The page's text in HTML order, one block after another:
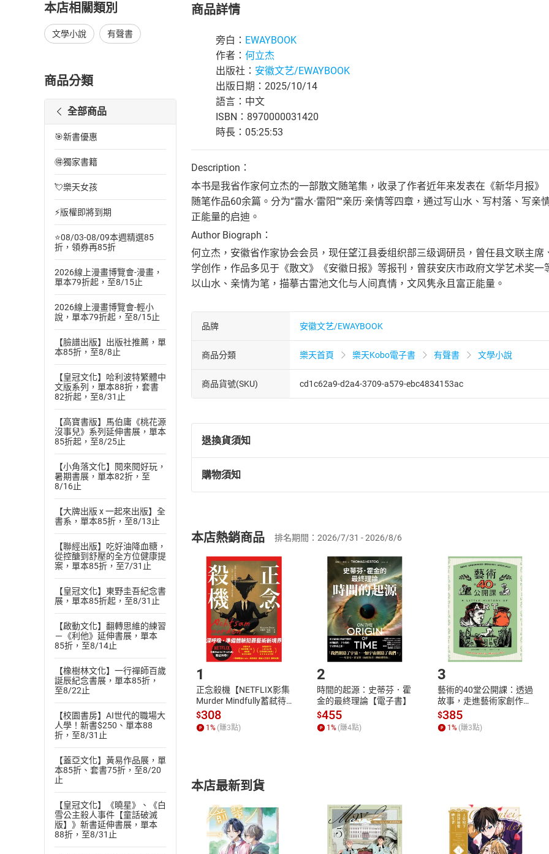
本店相關類別
文學小說 有聲書
商品分類
全部商品
🎯新書優惠
🉐獨家書籍
💘樂天女孩
⚡版權即將到期
⭐08/03-08/09本週精選85
折，領券再85折
2026線上漫畫博覽會-漫畫，
單本79折起，至8/15止
2026線上漫畫博覽會-輕小
說，單本79折起，至8/15止
【臉譜出版】出版社推薦，單
本85折，至8/8止
【皇冠文化】哈利波特繁體中
文版系列，單本88折，套書
82折起，至8/31止
【高寶書版】馬伯庸《桃花源
沒事兒》系列延伸書展，單本
85折起，至8/25止
【小角落文化】閱來閱好玩，
暑期書展，單本82折，至
8/16止
【大牌出版 x 一起來出版】全
書系，單本85折，至8/13止
【聯經出版】吃好油降血糖，
從控醣到舒壓的全方位健康提
案，單本85折，至7/31止
【皇冠文化】東野圭吾紀念書
展，單本85折起，至8/31止
【啟動文化】翻轉思維的練習
－《利他》延伸書展，單本
85折，至8/14止
【橡樹林文化】一行禪師百歲
誕辰紀念書展，單本85折，
至8/22止
【校園書房】AI世代的職場大
人學！新書$250、單本88
折，至8/31止
【蓋亞文化】黃易作品展，單
本85折、套書75折，至8/20
止
【皇冠文化】《曉星》、《白
雪公主殺人事件【童話破滅
版】》新書延伸書展，單本
88折，至8/31止
商品詳情
旁白： EWAYBOOK
作者： 何立杰
出版社： 安徽文艺/EWAYBOOK
出版日期：2025/10/14
語言：中文
ISBN：8970000031420
時長：05:25:53
Description：
本书是我省作家何立杰的一部散文随笔集，收录了作者近年来发表在《新华月报
随笔作品60余篇。分为“雷水·雷阳”“亲历·亲情等四章，通过写山水、写村落、写
正能量的启迪。
Author Biograph：
何立杰，安徽省作家协会会员，现任望江县委组织部三级调研员，曾任县文联主
学创作，作品多见于《散文》《安徽日报》等报刊，曾获安庆市政府文学艺术奖
以山水、亲情为笔，描摹古雷池文化与人间真情，文风隽永且富正能量。
品牌 安徽文艺/EWAYBOOK
商品分類 樂天首頁 樂天Kobo電子書 有聲書 文學小說
商品貨號(SKU) cd1c62a9-d2a4-3709-a579-ebc4834153ac
退換貨須知
退換貨規定：
(一)依消費者保護法第19條第1項後段暨通訊交易解除權合理例外情事適用
(二)消費者訂購本店鋪之商品即代表知悉本店鋪所銷售之商品為電子書，
且已下載/存取電子書，不得請求退貨退款。
退貨方式：您欲取消訂單或辦理退貨時，請登入樂天市場，並於「我的訂單
貨」，本店鋪將依您的申請進行審核，待審核通過後將為您辦理退款事宜。
請注意，樂天市場須以整筆訂單為單位進行取消/退貨，恕無法以單支商品取
購物須知
挑選商品
Choose
放入購物車
Shopping cart
登入帳號
Login
購書後，如何開始使用？
Step1.選擇閱讀載具 Step2.登入
本店熱銷商品 排名期間：2026/7/31 - 2026/8/6
1
正念殺機【NETFLIX影集
Murder Mindfully蓄弒待
發】【電子書】
$308
1 % (賺3點)
2
時間的起源：史蒂芬．霍
金的最終理論【電子書】
$455
1 % (賺4點)
3
藝術的40堂公開課：透過
故事，走進藝術家創作現
場，看藝術如何誕生、如
何形塑人類生活【電子
書】
$385
1 % (賺3點)
本店最新到貨